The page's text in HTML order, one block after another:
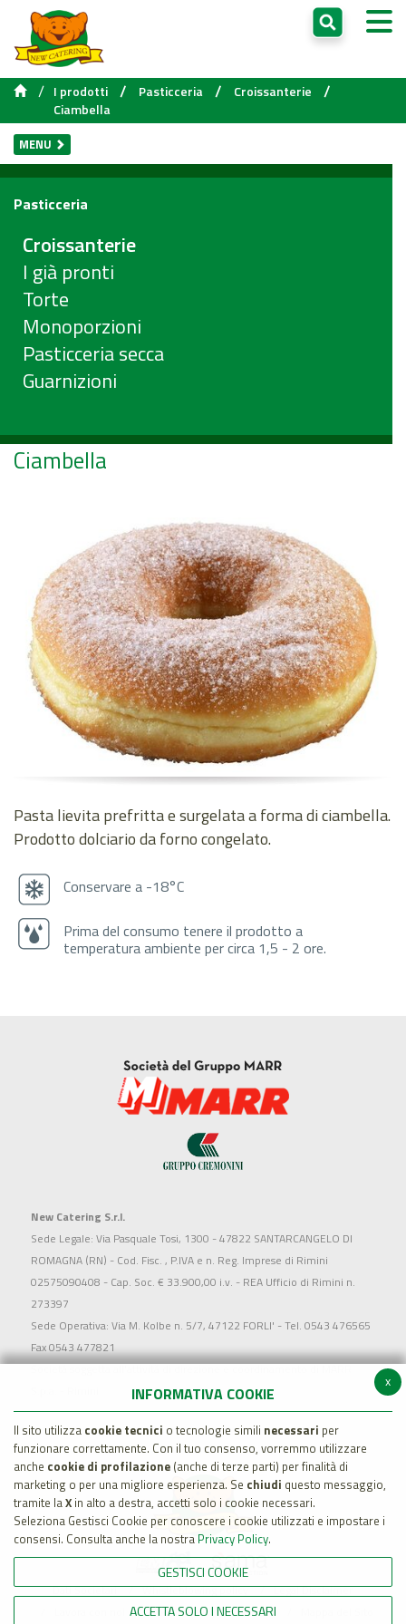
/ I prodotti / Pasticceria / Croissanterie /
Ciambella
MENU
Pasticceria
Croissanterie
I già pronti
Torte
Monoporzioni
Pasticceria secca
Guarnizioni
Ciambella
Pasta lievita prefritta e surgelata a forma di ciambella.
Prodotto dolciario da forno congelato.
Conservare a -18°C
Prima del consumo tenere il prodotto a
temperatura ambiente per circa 1,5 - 2 ore.
New Catering S.r.l.
Sede Legale: Via Pasquale Tosi, 1300 - 47822 SANTARCANGELO DI
ROMAGNA (RN) - Cod. Fisc. , P.IVA e n. Reg. Imprese di Rimini
02575090408 - Cap. Soc. € 33.900,00 i.v. - REA Ufficio di Rimini n.
273397
Sede Operativa: Via M. Kolbe n. 5/7, 47122 FORLI' - Tel. 0543 476565
Fax 0543 477821
Società soggetta all'attività di direzione e coordinamento di MARR
Dati Societari Whistleblowing policy
Legal Disclaimer
Cookie Policy Privacy
x
INFORMATIVA COOKIE
Il sito utilizza cookie tecnici o tecnologie simili necessari per
funzionare correttamente. Con il tuo consenso, vorremmo utilizzare
anche cookie di profilazione (anche di terze parti) per finalità di
marketing o per una migliore esperienza. Se chiudi questo messaggio,
tramite laX in alto a destra, accetti solo i cookie necessari.
Seleziona Gestisci Cookie per conoscere i cookie utilizzati e impostare i
consensi. Consulta anche la nostra Privacy Policy.
GESTISCI COOKIE
ACCETTA SOLO I NECESSARI